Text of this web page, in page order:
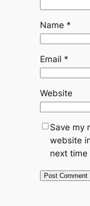
Name *
Email *
Website
Save my
website
next time